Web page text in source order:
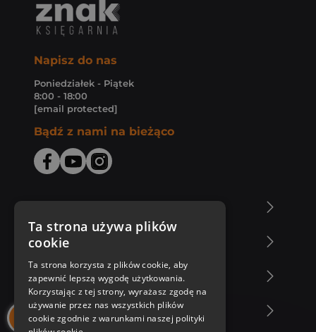
Napisz do nas
Poniedziałek - Piątek
8:00 - 18:00
[email protected]
Bądź z nami na bieżąco
Zakupy u nas
Nasza oferta
Nasi autorzy
Ta strona używa plików
cookie
Ta strona korzysta z plików cookie, aby
zapewnić lepszą wygodę użytkowania.
Korzystając z tej strony, wyrażasz zgodę na
używanie przez nas wszystkich plików
cookie zgodnie z warunkami naszej polityki